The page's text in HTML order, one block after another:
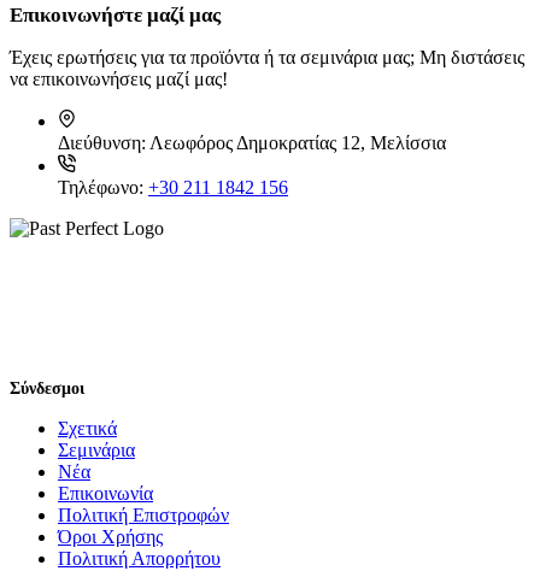
Επικοινωνήστε μαζί μας
Έχεις ερωτήσεις για τα προϊόντα ή τα σεμινάρια μας; Μη διστάσεις
να επικοινωνήσεις μαζί μας!
Διεύθυνση: Λεωφόρος Δημοκρατίας 12, Μελίσσια
Τηλέφωνο: +30 211 1842 156
Σύνδεσμοι
Σχετικά
Σεμινάρια
Νέα
Επικοινωνία
Πολιτική Επιστροφών
Όροι Χρήσης
Πολιτική Απορρήτου